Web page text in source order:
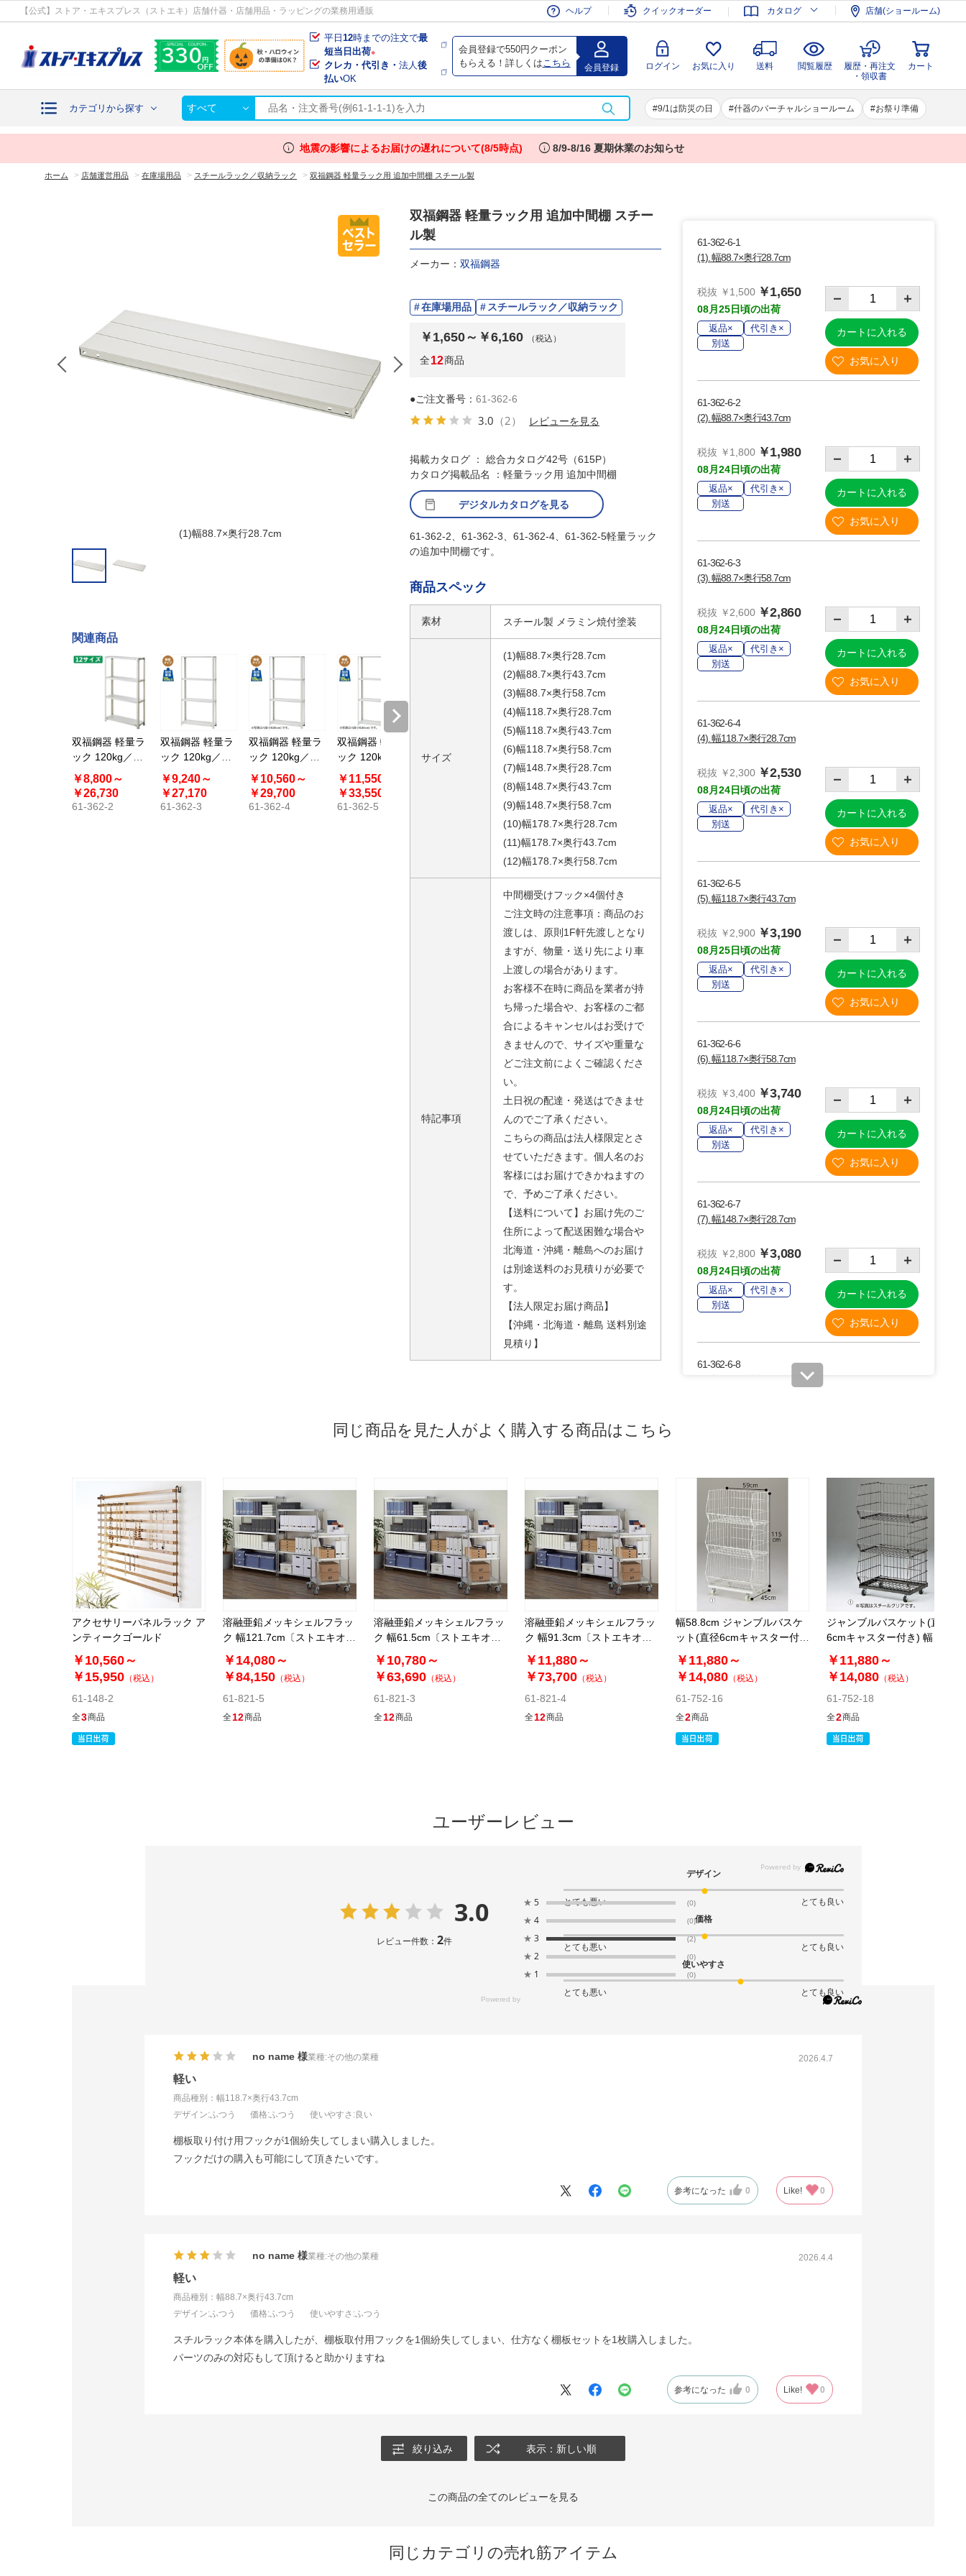
【公式】ストア・エキスプレス（ストエキ）店舗什器・店舗用品・ラッピングの業務用通販 ヘルプ クイックオーダー カタログ 店舗(ショールーム)
平日12時までの注文で最
短当日出荷※
クレカ・代引き・法人後
払いOK
会員登録で550円クーポン
もらえる！詳しくは こちら 会員登録 ログイン お気に入り 送料 閲覧履歴
履歴・再注文
・領収書
カート
カテゴリから探す すべて 9/1は防災の日 什器のバーチャルショールーム お祭り準備
会員登録 ログイン お気に入り 送料 閲覧履歴
履歴・再注文
・領収書
カート
info 地震の影響によるお届けの遅れについて(8/5時点) info 8/9-8/16 夏期休業のお知らせ
ホーム > 店舗運営用品 > 在庫場用品 > スチールラック／収納ラック > 双福鋼器 軽量ラック用 追加中間棚 スチール製
(1)幅88.7×奥行28.7cm (1)幅88.7×奥行28.7cm
関連商品
双福鋼器 軽量ラ
ック 120kg／段
4段 高さ150cm
スチール製
￥8,800～
￥26,730
61-362-2
双福鋼器 軽量ラ
ック 120kg／段
4段 高さ180cm
スチール製
￥9,240～
￥27,170
61-362-3
双福鋼器 軽量ラ
ック 120kg／段
5段 高さ180cm
スチール製
￥10,560～
￥29,700
61-362-4
双福鋼器 軽量ラ
ック 120kg／段
6段 高さ210cm
スチール製
￥11,550～
￥33,550
61-362-5
双福鋼器 軽量ラック用 追加中間棚 スチー
ル製
メーカー： 双福鋼器
在庫場用品 スチールラック／収納ラック
￥1,650～￥6,160 （税込）
全12商品
●ご注文番号： 61-362-6
3.0 （2） レビューを見る
掲載カタログ ： 総合カタログ42号（615P）
デジタルカタログを見る
カタログ掲載品名 ：軽量ラック用 追加中間棚
61-362-2、61-362-3、61-362-4、61-362-5軽量ラック
の追加中間棚です。
商品スペック
素材 スチール製 メラミン焼付塗装
サイズ
(1)幅88.7×奥行28.7cm
(2)幅88.7×奥行43.7cm
(3)幅88.7×奥行58.7cm
(4)幅118.7×奥行28.7cm
(5)幅118.7×奥行43.7cm
(6)幅118.7×奥行58.7cm
(7)幅148.7×奥行28.7cm
(8)幅148.7×奥行43.7cm
(9)幅148.7×奥行58.7cm
(10)幅178.7×奥行28.7cm
(11)幅178.7×奥行43.7cm
(12)幅178.7×奥行58.7cm
特記事項
中間棚受けフック×4個付き
ご注文時の注意事項：商品のお
渡しは、原則1F軒先渡しとなり
ますが、物量・送り先により車
上渡しの場合があります。
お客様不在時に商品を業者が持
ち帰った場合や、お客様のご都
合によるキャンセルはお受けで
きませんので、サイズや重量な
どご注文前によくご確認くださ
い。
土日祝の配達・発送はできませ
んのでご了承ください。
こちらの商品は法人様限定とさ
せていただきます。個人名のお
客様にはお届けできかねますの
で、予めご了承ください。
【送料について】お届け先のご
住所によって配送困難な場合や
北海道・沖縄・離島へのお届け
は別途送料のお見積りが必要で
す。
【法人限定お届け商品】
【沖縄・北海道・離島 送料別途
見積り】
61-362-6-1
(1). 幅88.7×奥行28.7cm
税抜 ￥1,500 ￥1,650
08月25日頃の出荷
返品×
代引き×
別送
カートに入れる
61-362-6-2
(2). 幅88.7×奥行43.7cm
税抜 ￥1,800 ￥1,980
08月24日頃の出荷
返品×
代引き×
別送
カートに入れる
61-362-6-3
(3). 幅88.7×奥行58.7cm
税抜 ￥2,600 ￥2,860
08月24日頃の出荷
返品×
代引き×
別送
カートに入れる
61-362-6-4
(4). 幅118.7×奥行28.7cm
税抜 ￥2,300 ￥2,530
08月24日頃の出荷
返品×
代引き×
別送
カートに入れる
61-362-6-5
(5). 幅118.7×奥行43.7cm
税抜 ￥2,900 ￥3,190
08月25日頃の出荷
返品×
代引き×
別送
カートに入れる
61-362-6-6
(6). 幅118.7×奥行58.7cm
税抜 ￥3,400 ￥3,740
08月24日頃の出荷
返品×
代引き×
別送
カートに入れる
61-362-6-7
(7). 幅148.7×奥行28.7cm
税抜 ￥2,800 ￥3,080
08月24日頃の出荷
返品×
代引き×
別送
カートに入れる
61-362-6-8
61-362-6-9
(9). 幅148.7×奥行58.7cm
税抜 ￥4,600 ￥5,060
08月24日頃の出荷
返品×
代引き×
別送
カートに入れる
61-362-6-10
(10). 幅178.7×奥行28.7cm
税抜 ￥3,200
税抜 ￥4,200￥4,620
08月24日頃の出荷
カートに入れる
￥6,160
同じ商品を見た人がよく購入する商品はこちら
アクセサリーパネルラック ア
ンティークゴールド
￥10,560～
￥15,950 （税込）
61-148-2
全3商品
溶融亜鉛メッキシェルフラッ
ク 幅121.7cm〔ストエキオリ
ジナル〕
￥14,080～
￥84,150 （税込）
61-821-5
全12商品
溶融亜鉛メッキシェルフラッ
ク 幅61.5cm〔ストエキオリ
ジナル〕
￥10,780～
￥63,690 （税込）
61-821-3
全12商品
溶融亜鉛メッキシェルフラッ
ク 幅91.3cm〔ストエキオリ
ジナル〕
￥11,880～
￥73,700 （税込）
61-821-4
全12商品
幅58.8cm ジャンブルバスケ
ット(直径6cmキャスター付
き) ホワイト〔ストエキオリ
ジナル〕
￥11,880～
￥14,080 （税込）
61-752-16
全2商品
ジャンブルバスケット(直径
6cmキャスター付き) 幅
58.8cm ブラック〔ストエキ
オリジナル〕
￥11,880～
￥14,080 （税込）
61-752-18
全2商品
ユーザーレビュー
3.0
レビュー件数： 2件
★ 5 (0)
★ 4 (0)
★ 3 (2)
★ 2 (0)
★ 1 (0)
デザイン
とても悪い
とても良い
価格
とても悪い
とても良い
使いやすさ
とても悪い とても良い
2026.4.7
軽い
商品種別：幅118.7×奥行43.7cm
デザイン:ふつう 価格:ふつう 使いやすさ :良い
no name 業種:その他の業種
棚板取り付け用フックが1個紛失してしまい購入しました。
フックだけの購入も可能にして頂きたいです。
参考になった 0 Like! 0
2026.4.4
軽い
商品種別：幅88.7×奥行43.7cm
デザイン:ふつう 価格:ふつう 使いやすさ :ふつう
no name 業種:その他の業種
スチルラック本体を購入したが、棚板取付用フックを1個紛失してしまい、仕方なく棚板セットを1枚購入しました。
パーツのみの対応もして頂けると助かりますね
参考になった 0 Like! 0
絞り込み 表示：新しい順
この商品の全てのレビューを見る
同じカテゴリの売れ筋アイテム